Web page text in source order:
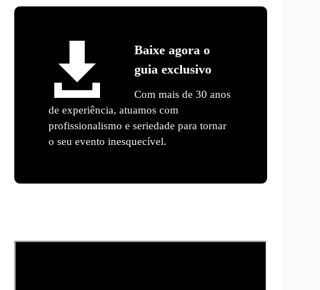
Baixe agora o
guia exclusivo
Com mais de 30 anos
de experiência, atuamos com
profissionalismo e seriedade para tornar
o seu evento inesquecível.